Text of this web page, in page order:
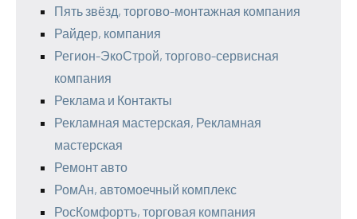
Пять звёзд, торгово-монтажная компания
Райдер, компания
Регион-ЭкоСтрой, торгово-сервисная
компания
Реклама и Контакты
Рекламная мастерская, Рекламная
мастерская
Ремонт авто
РомАн, автомоечный комплекс
РосКомфортъ, торговая компания